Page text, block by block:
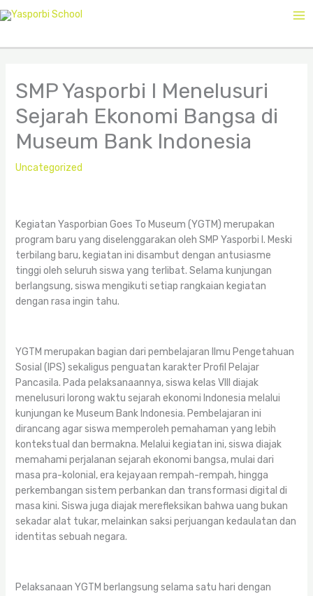
to
SMP Yasporbi I Menelusuri
Sejarah Ekonomi Bangsa di
Museum Bank Indonesia
Uncategorized
Kegiatan Yasporbian Goes To Museum (YGTM) merupakan
program baru yang diselenggarakan oleh SMP Yasporbi I. Meski
terbilang baru, kegiatan ini disambut dengan antusiasme
tinggi oleh seluruh siswa yang terlibat. Selama kunjungan
berlangsung, siswa mengikuti setiap rangkaian kegiatan
dengan rasa ingin tahu.
YGTM merupakan bagian dari pembelajaran Ilmu Pengetahuan
Sosial (IPS) sekaligus penguatan karakter Profil Pelajar
Pancasila. Pada pelaksanaannya, siswa kelas VIII diajak
menelusuri lorong waktu sejarah ekonomi Indonesia melalui
kunjungan ke Museum Bank Indonesia. Pembelajaran ini
dirancang agar siswa memperoleh pemahaman yang lebih
kontekstual dan bermakna. Melalui kegiatan ini, siswa diajak
memahami perjalanan sejarah ekonomi bangsa, mulai dari
masa pra-kolonial, era kejayaan rempah-rempah, hingga
perkembangan sistem perbankan dan transformasi digital di
masa kini. Siswa juga diajak merefleksikan bahwa uang bukan
sekadar alat tukar, melainkan saksi perjuangan kedaulatan dan
identitas sebuah negara.
Pelaksanaan YGTM berlangsung selama satu hari dengan
1
p
o
d
u
c
t
1
p
o
u
c
t
2
p
o
u
c
t